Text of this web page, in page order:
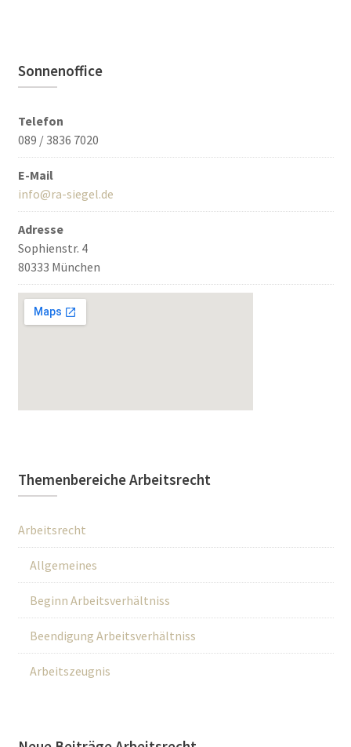
Sonnenoffice
Telefon
089 / 3836 7020
E-Mail
info@ra-siegel.de
Adresse
Sophienstr. 4
80333 München
Themenbereiche Arbeitsrecht
Arbeitsrecht
Allgemeines
Beginn Arbeitsverhältniss
Beendigung Arbeitsverhältniss
Arbeitszeugnis